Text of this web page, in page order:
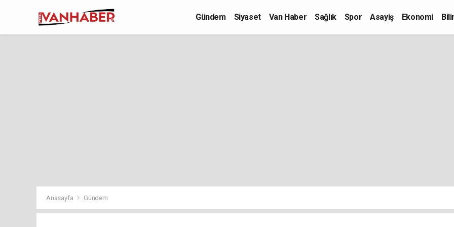
Gündem Siyaset Van Haber Sağlık Spor Asayiş Ekonomi
Anasayfa Gündem